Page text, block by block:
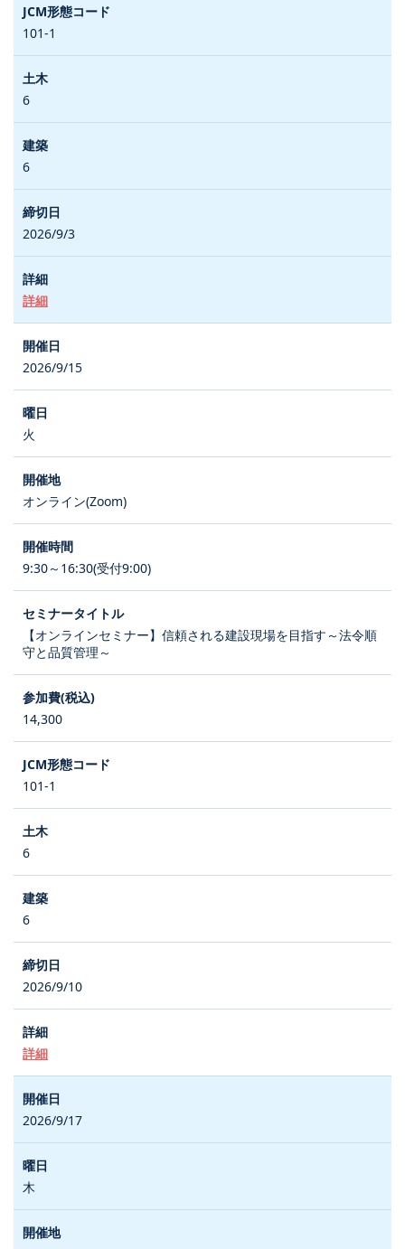
101-1
6
6
2026/9/3
詳細
2026/9/15
火
オンライン(Zoom)
9:30～16:30(受付9:00)
【オンラインセミナー】信頼される建設現場を目指す～法令順
守と品質管理～
14,300
101-1
6
6
2026/9/10
詳細
2026/9/17
木